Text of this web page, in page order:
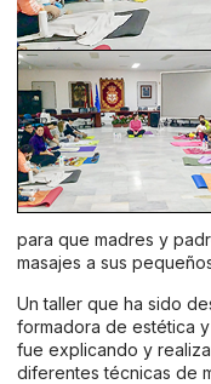
para que madres y
masajes a sus
Un taller que ha sido
formadora de estética
fue explicando y
diferentes técnicas de